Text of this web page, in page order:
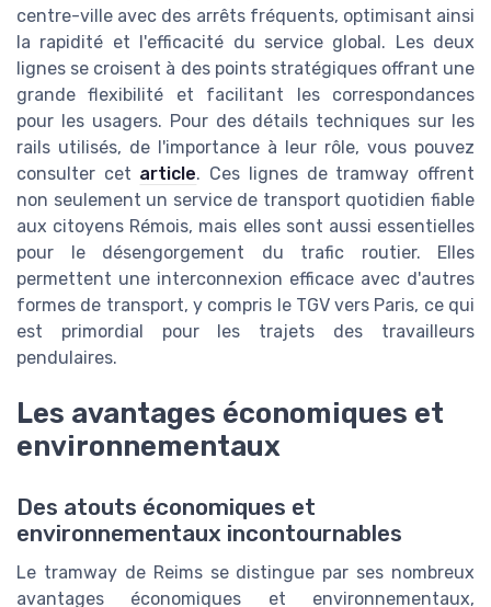
centre-ville avec des arrêts fréquents, optimisant ainsi
la rapidité et l'efficacité du service global. Les deux
lignes se croisent à des points stratégiques offrant une
grande flexibilité et facilitant les correspondances
pour les usagers. Pour des détails techniques sur les
rails utilisés, de l'importance à leur rôle, vous pouvez
consulter cet article. Ces lignes de tramway offrent
non seulement un service de transport quotidien fiable
aux citoyens Rémois, mais elles sont aussi essentielles
pour le désengorgement du trafic routier. Elles
permettent une interconnexion efficace avec d'autres
formes de transport, y compris le TGV vers Paris, ce qui
est primordial pour les trajets des travailleurs
pendulaires.
Les avantages économiques et
environnementaux
Des atouts économiques et
environnementaux incontournables
Le tramway de Reims se distingue par ses nombreux
avantages économiques et environnementaux,